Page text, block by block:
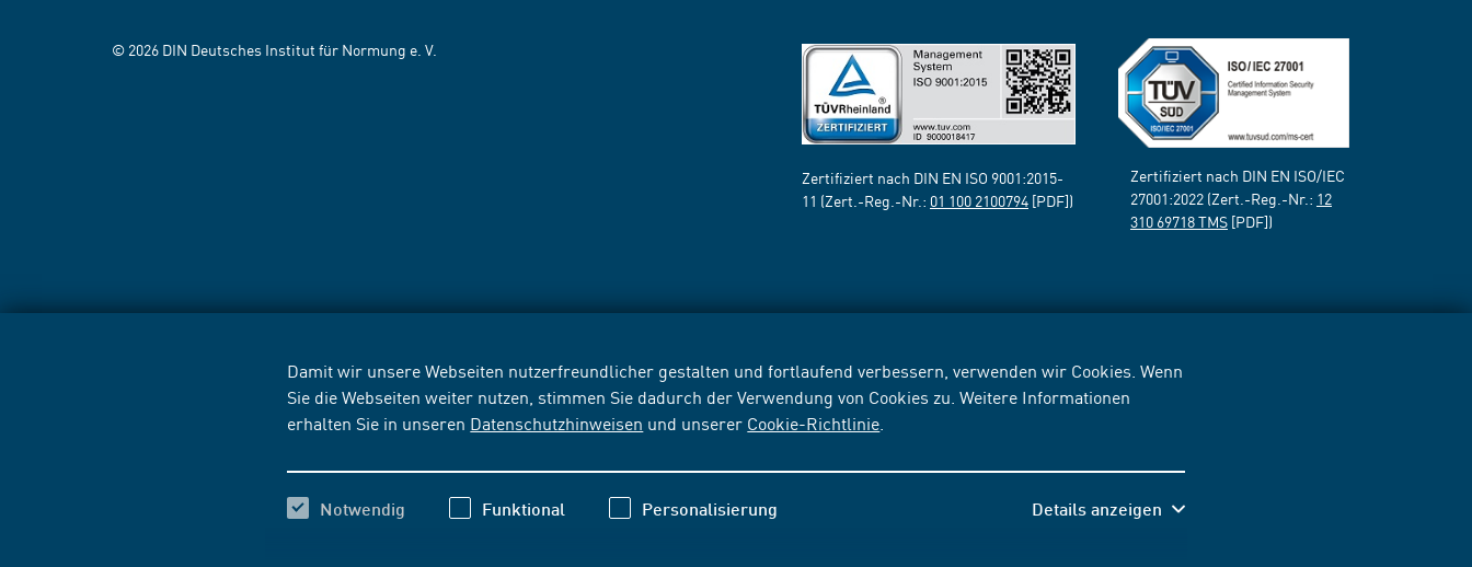
Damit wir unsere Webseiten nutzerfreundlicher gestalten und fortlaufend verbessern, verwenden wir Cookies. Wenn
Sie die Webseiten weiter nutzen, stimmen Sie dadurch der Verwendung von Cookies zu. Weitere Informationen
erhalten Sie in unseren Datenschutzhinweisen und unserer Cookie-Richtlinie
Notwendig Funktional Personalisierung Details anzeigen
© 2026 DIN Deutsches Institut für Normung e. V.
Zertifiziert nach DIN EN ISO 9001:2015-
11 (Zert.-Reg.-Nr.: 01 100 2100794 [PDF])
Zertifiziert nach DIN EN ISO/IEC
27001:2022 (Zert.-Reg.-Nr.: 12
310 69718 TMS [PDF])